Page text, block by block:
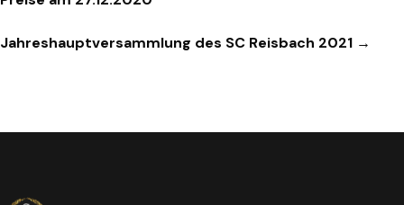
Jahreshauptversammlung des SC Reisbach 2021 →